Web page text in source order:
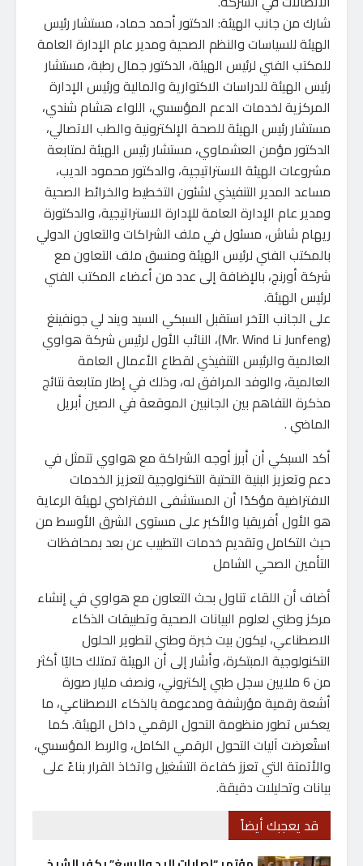
شارك من جانب الهيئة: الدكتور أحمد حماد، مستشار رئيس
الهيئة للسياسات والنظم الصحية ومدير عام الإدارة العامة
للمكتب الفني لرئيس الهيئة، الدكتور جمال رطبة، مستشار
رئيس الهيئة للدراسات الاكتوارية والمالية ورئيس الإدارة
المركزية لخدمات الدعم المؤسسي، اللواء هشام شندي،
مستشار رئيس الهيئة للصحة الإلكترونية والطب الاتصالي،
الدكتور مؤمن العشماوي، مستشار رئيس الهيئة لمتابعة
مشروعات الهيئة الاستراتيجية، والدكتور محمود الديب،
مساعد المدير التنفيذي لشئون التخطيط والخرائط الصحية
ومدير عام الإدارة العامة للإدارة الاستراتيجية، والدكتورة
ريهام شاش، مسئول في ملف الشراكات والتعاون الدولي
بالمكتب الفني لرئيس الهيئة ومنسق ملف التعاون مع
شركة أورنچ، بالإضافة إلى عدد من أعضاء المكتب الفني
لرئيس الهيئة.
على الجانب الآخر استقبل السبكي السيد ويند لي جونفينغ
(Mr. Wind Li Junfeng)، النائب الأول لرئيس شركة هواوي
العالمية والرئيس التنفيذي لقطاع الأعمال العامة
العالمية، والوفد المرافق له، وذلك في إطار متابعة نتائج
مذكرة التفاهم بين الجانبين الموقعة في الصين أبريل
الماضي .
أكد السبكي أن أبرز أوجه الشراكة مع هواوي تتمثل في
دعم وتعزيز البنية التحتية التكنولوجية لتعزيز الخدمات
الافتراضية مؤكدًا أن المستشفى الافتراضي لهيئة الرعاية
هو الأول أفريقيا والأكبر على مستوى الشرق الأوسط من
حيث التكامل وتقديم خدمات التطبيب عن بعد بمحافظات
التأمين الصحي الشامل
أضاف أن اللقاء تناول بحث التعاون مع هواوي في إنشاء
مركز وطني لعلوم البيانات الصحية وتطبيقات الذكاء
الاصطناعي، ليكون بيت خبرة وطني لتطوير الحلول
التكنولوجية المبتكرة، وأشار إلى أن الهيئة تمتلك حاليًا أكثر
من 6 ملايين سجل طبي إلكتروني، ونصف مليار صورة
أشعة رقمية مؤرشفة ومدعومة بالذكاء الاصطناعي، ما
يعكس تطور منظومة التحول الرقمي داخل الهيئة. كما
استُعرضت آليات التحول الرقمي الكامل، والربط المؤسسي،
والأتمتة التي تعزز كفاءة التشغيل واتخاذ القرار بناءً على
بيانات وتحليلات دقيقة.
قد يعجبك أيضاً